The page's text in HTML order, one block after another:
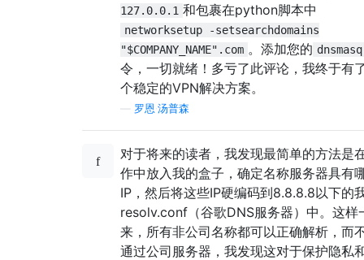
127.0.0.1 和包裹在python脚本中
networksetup -setsearchdomains
"$COMPANY_NAME".com 。添加您的 dnsmasq
令，一切就绪！多亏了此评论，我终于有
个稳定的VPN解决方案。
罗恩·汤普森
对于将来的读者，我发现最简单的方法是
作中放入我的盒子，确定名称服务器具有
IP，然后将这些IP硬编码到8.8.8.8以下的
resolv.conf（谷歌DNS服务器）中。这样
来，所有非公司名称都可以正确解析，而
通过公司服务器，我发现这对于保护隐私